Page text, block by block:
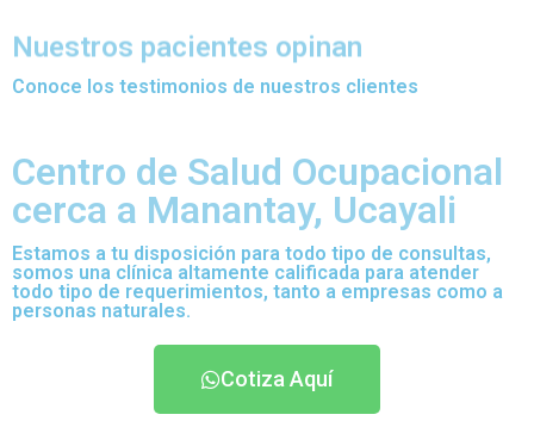
Nuestros pacientes opinan
Conoce los testimonios de nuestros clientes
Centro de Salud Ocupacional
cerca a Manantay, Ucayali
Estamos a tu disposición para todo tipo de consultas,
somos una clínica altamente calificada para atender
todo tipo de requerimientos, tanto a empresas como a
personas naturales.
Cotiza Aquí